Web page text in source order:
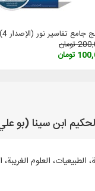
جامع تفاسير نور (الإصدار 4)
تومان
تومان
العلوم الغريبة،